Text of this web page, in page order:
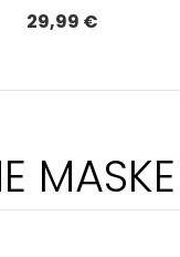
29,99 €
MASKE